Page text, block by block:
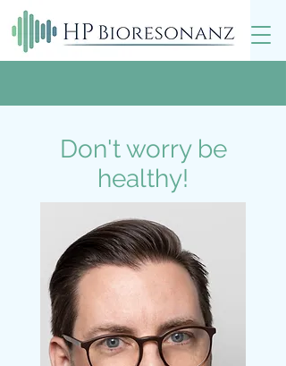
Don't worry be
healthy!